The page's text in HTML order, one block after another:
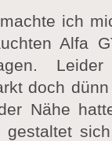
ich
Alfa
doch
Nähe
gestaltet